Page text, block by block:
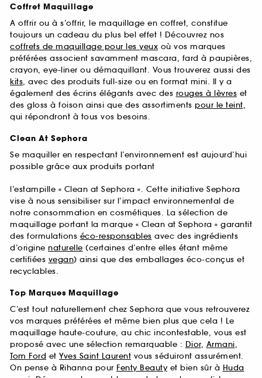
Coffret Maquillage
A offrir ou à s’offrir, le maquillage en coffret, constitue
toujours un cadeau du plus bel effet ! Découvrez nos
coffrets de maquillage pour les yeux où vos marques
préférées associent savamment mascara, fard à paupières,
crayon, eye-liner ou démaquillant. Vous trouverez aussi des
kits, avec des produits full-size ou en format mini. Il y a
également des écrins élégants avec des rouges à lèvres et
des gloss à foison ainsi que des assortiments pour le teint,
qui répondront à tous vos besoins.
Clean At Sephora
Se maquiller en respectant l’environnement est aujourd’hui
possible grâce aux produits portant
l’estampille « Clean at Sephora ». Cette initiative Sephora
vise à nous sensibiliser sur l’impact environnemental de
notre consommation en cosmétiques. La sélection de
maquillage portant la marque « Clean at Sephora » garantit
des formulations éco-responsables avec des ingrédients
d’origine naturelle (certaines d’entre elles étant même
certifiées vegan) ainsi que des emballages éco-conçus et
recyclables.
Top Marques Maquillage
C’est tout naturellement chez Sephora que vous retrouverez
vos marques préférées et même bien plus que cela ! Le
maquillage haute-couture, au chic incontestable, vous est
proposé avec une sélection remarquable : Dior, Armani,
Tom Ford et Yves Saint Laurent vous séduiront assurément.
On pense à Rihanna pour Fenty Beautyet bien sûr à Huda